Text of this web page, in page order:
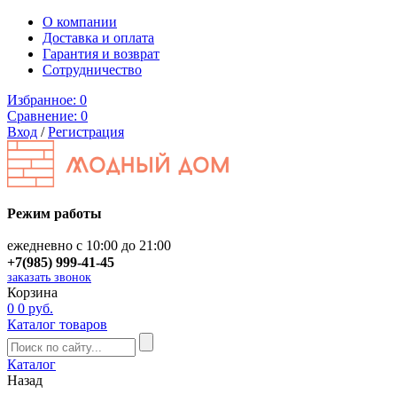
О компании
Доставка и оплата
Гарантия и возврат
Сотрудничество
Избранное: 0
Сравнение: 0
Вход /Регистрация
Режим работы
ежедневно с 10:00 до 21:00
+7(985) 999-41-45
заказать звонок
Корзина
0 0 руб.
Каталог товаров
Каталог
Назад